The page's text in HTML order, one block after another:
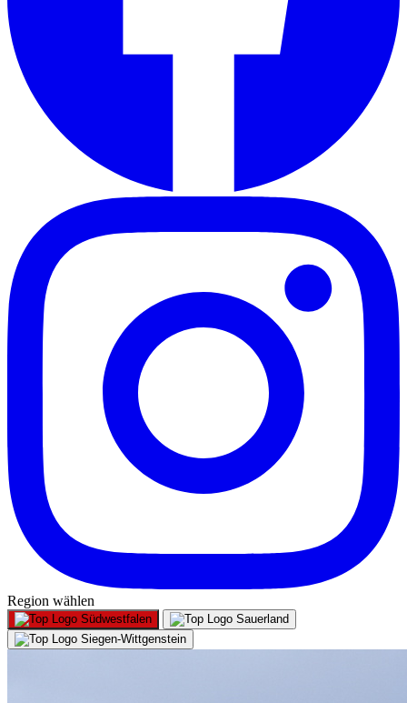
Region wählen
Südwestfalen
Sauerland
Siegen-Wittgenstein